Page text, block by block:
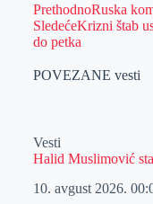
PrethodnoRuska
SledećeKrizni štab
do petka
POVEZANE vesti
Vesti
Halid Muslimović
10. avgust 2026.